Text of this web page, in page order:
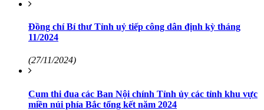
Đồng chí Bí thư Tỉnh uỷ tiếp công dân định kỳ tháng
11/2024
(27/11/2024)
Cụm thi đua các Ban Nội chính Tỉnh ủy các tỉnh khu vực
miền núi phía Bắc tổng kết năm 2024